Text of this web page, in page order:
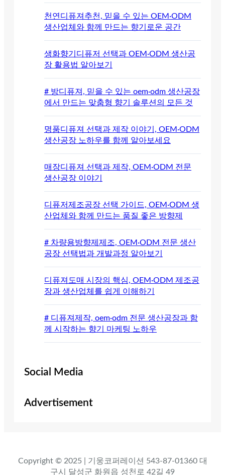
천연디퓨져추천, 믿을 수 있는 OEM·ODM
생산업체와 함께 만드는 향기로운 공간
생화향기디퓨저 선택과 OEM·ODM 생산공
장 활용법 알아보기
# 방디퓨져, 믿을 수 있는 oem·odm 생산공장
에서 만드는 맞춤형 향기 솔루션의 모든 것
명품디퓨져 선택과 제작 이야기, OEM·ODM
생산공장 노하우를 함께 알아보세요
매장디퓨져 선택과 제작, OEM·ODM 전문
생산공장 이야기
디퓨저제조공장 선택 가이드, OEM·ODM 생
산업체와 함께 만드는 품질 좋은 방향제
# 차량용방향제제조, OEM·ODM 전문 생산
공장 선택법과 개발과정 알아보기
디퓨져도매 시장의 핵심, OEM·ODM 제조공
장과 생산업체를 쉽게 이해하기
# 디퓨져제작, oem·odm 전문 생산공장과 함
께 시작하는 향기 마케팅 노하우
Social Media
Advertisement
Copyright © 2025 | 기웅코퍼레이션 543-87-01360 대
구시 달성군 화원읍 성천로 42길 49